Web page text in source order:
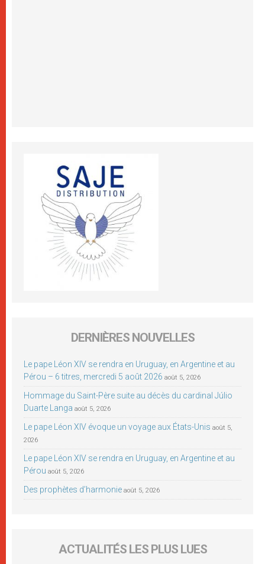
DERNIÈRES NOUVELLES
Le pape Léon XIV se rendra en Uruguay, en Argentine et au
Pérou – 6 titres, mercredi 5 août 2026 août 5, 2026
Hommage du Saint-Père suite au décès du cardinal Júlio
Duarte Langa août 5, 2026
Le pape Léon XIV évoque un voyage aux États-Unis août 5,
2026
Le pape Léon XIV se rendra en Uruguay, en Argentine et au
Pérou août 5, 2026
Des prophètes d’harmonie août 5, 2026
ACTUALITÉS LES PLUS LUES